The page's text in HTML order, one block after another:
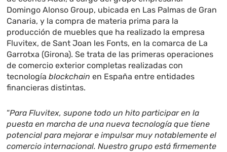
Domingo Alonso Group, ubicada en Las Palmas de Gran
Canaria, y la compra de materia prima para la
producción de muebles que ha realizado la empresa
Fluvitex, de Sant Joan les Fonts, en la comarca de La
Garrotxa (Girona). Se trata de las primeras operaciones
de comercio exterior completas realizadas con
tecnologíablockchain en España entre entidades
financieras distintas.
“Para Fluvitex, supone todo un hito participar en la
puesta en marcha de una nueva tecnología que tiene
potencial para mejorar e impulsar muy notablemente el
comercio internacional. Nuestro grupo está firmemente